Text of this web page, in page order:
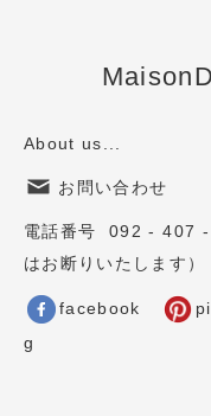
About us...
お問い合わせ
電話番号 092 - 407 -
はお断りいたします）
facebook
g